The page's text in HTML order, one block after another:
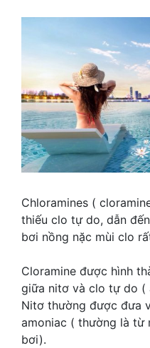
Chloramines (
thiếu clo tự do, dẫn
bơi nồng nặc mùi clo
Cloramine được hình
giữa nitơ và clo tự do (
Nitơ thường được đưa
amoniac ( thường là từ
bơi).